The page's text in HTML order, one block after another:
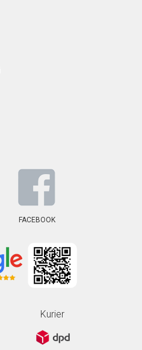
FACEBOOK
Kurier